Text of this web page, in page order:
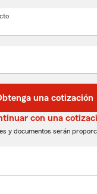
desplegable
una cotización
con una
y documentos serán